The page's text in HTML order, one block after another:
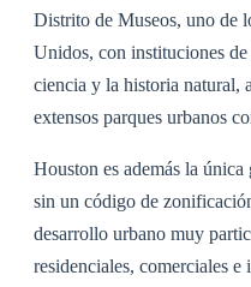
Distrito de Museos, uno de
Unidos, con instituciones
ciencia y la historia natural,
extensos parques urbanos
Houston es además la
sin un código de
desarrollo urbano muy
residenciales, comerciales e